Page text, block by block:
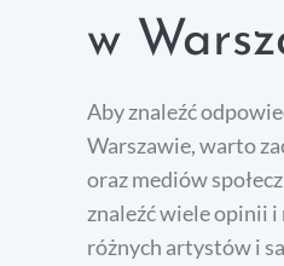
w
Aby znaleźć
Warszawie, warto
oraz mediów
znaleźć wiele opinii
różnych artystów i